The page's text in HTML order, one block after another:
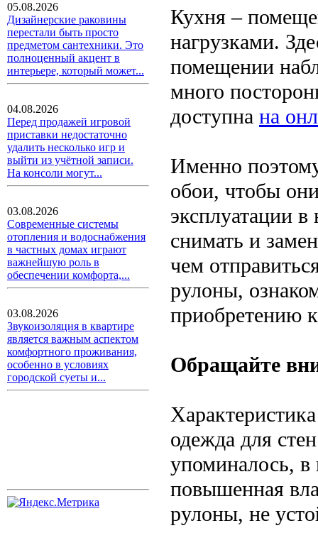
05.08.2026
Дизайнерские раковины
перестали быть просто
предметом сантехники. Это
полноценный акцент в
интерьере, который может...
04.08.2026
Перед продажей игровой
приставки недостаточно
удалить несколько игр и
выйти из учётной записи.
На консоли могут...
03.08.2026
Современные системы
отопления и водоснабжения
в частных домах играют
важнейшую роль в
обеспечении комфорта,...
03.08.2026
Звукоизоляция в квартире
является важным аспектом
комфортного проживания,
особенно в условиях
городской суеты и...
Кухня –
нагрузками.
помещении
много
доступна на
Именно
обои, чтобы
эксплуатации
снимать и
чем
рулоны,
приобретению
Обращайте
одежда для
упоминалось,
повышенная
рулоны, не